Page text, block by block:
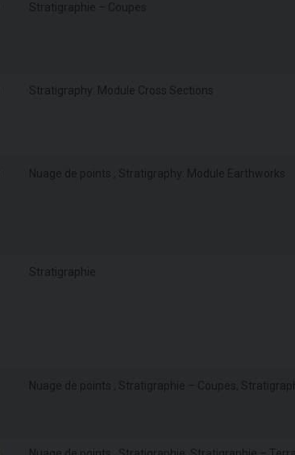
Stratigraphy: Module Cross Sections
Stratigraphie